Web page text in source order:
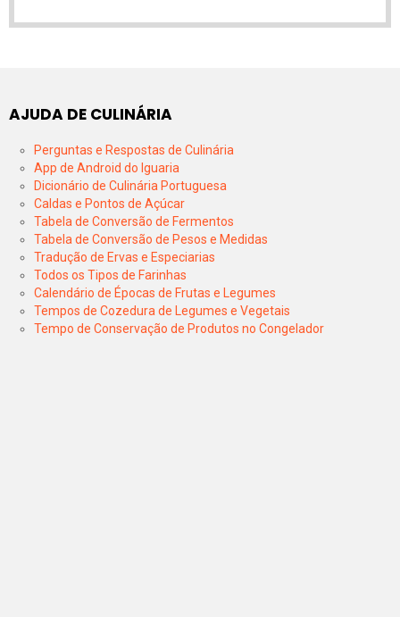
AJUDA DE CULINÁRIA
Perguntas e Respostas de Culinária
App de Android do Iguaria
Dicionário de Culinária Portuguesa
Caldas e Pontos de Açúcar
Tabela de Conversão de Fermentos
Tabela de Conversão de Pesos e Medidas
Tradução de Ervas e Especiarias
Todos os Tipos de Farinhas
Calendário de Épocas de Frutas e Legumes
Tempos de Cozedura de Legumes e Vegetais
Tempo de Conservação de Produtos no Congelador